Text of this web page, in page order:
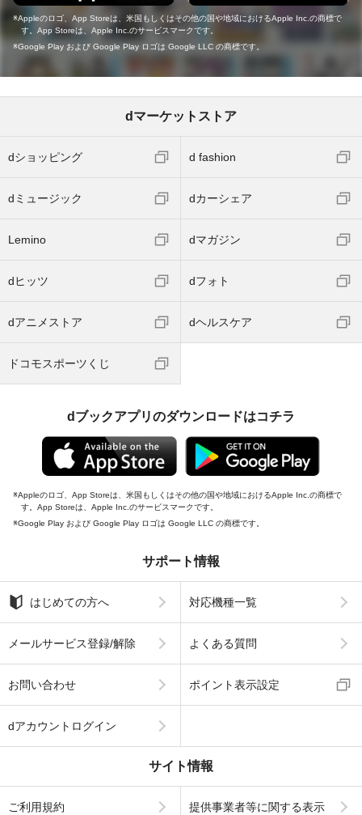
Appleのロゴ、App Storeは、米国もしくはその他の国や地域におけるApple Inc.の商標で
す。App Storeは、Apple Inc.のサービスマークです。
Google Play および Google Play ロゴは Google LLC の商標です。
dマーケットストア
dショッピング d fashion
dミュージック dカーシェア
Lemino dマガジン
dヒッツ dフォト
dアニメストア dヘルスケア
ドコモスポーツくじ
dブックアプリのダウンロードはコチラ
Appleのロゴ、App Storeは、米国もしくはその他の国や地域におけるApple Inc.の商標で
す。App Storeは、Apple Inc.のサービスマークです。
Google Play および Google Play ロゴは Google LLC の商標です。
サポート情報
はじめての方へ 対応機種一覧
メールサービス登録/解除 よくある質問
お問い合わせ ポイント表示設定
dアカウントログイン
サイト情報
ご利用規約 提供事業者等に関する表示